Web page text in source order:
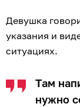
Девушка
указания и
ситуациях.
Там
нужно